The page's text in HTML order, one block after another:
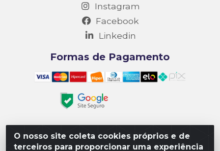
O nosso site coleta cookies próprios e de
terceiros para proporcionar uma experiência
Instagram
Facebook
Linkedin
Formas de Pagamento
Matriz R3 Suprimentos - Rua 14, Polo Empresarial Goiás